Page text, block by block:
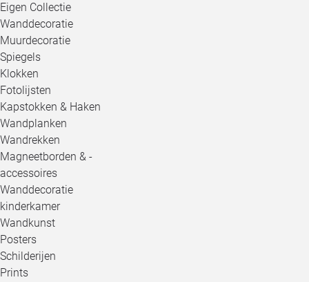
Eigen Collectie
Wanddecoratie
Muurdecoratie
Spiegels
Klokken
Fotolijsten
Kapstokken & Haken
Wandplanken
Wandrekken
Magneetborden & -
accessoires
Wanddecoratie
kinderkamer
Wandkunst
Posters
Schilderijen
Prints